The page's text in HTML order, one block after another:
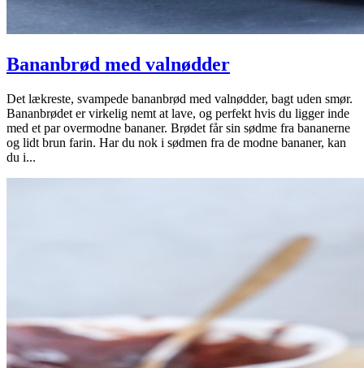
Bananbrød med valnødder
Det lækreste, svampede bananbrød med valnødder, bagt uden smør.
Bananbrødet er virkelig nemt at lave, og perfekt hvis du ligger inde
med et par overmodne bananer. Brødet får sin sødme fra bananerne
og lidt brun farin. Har du nok i sødmen fra de modne bananer, kan
du i...